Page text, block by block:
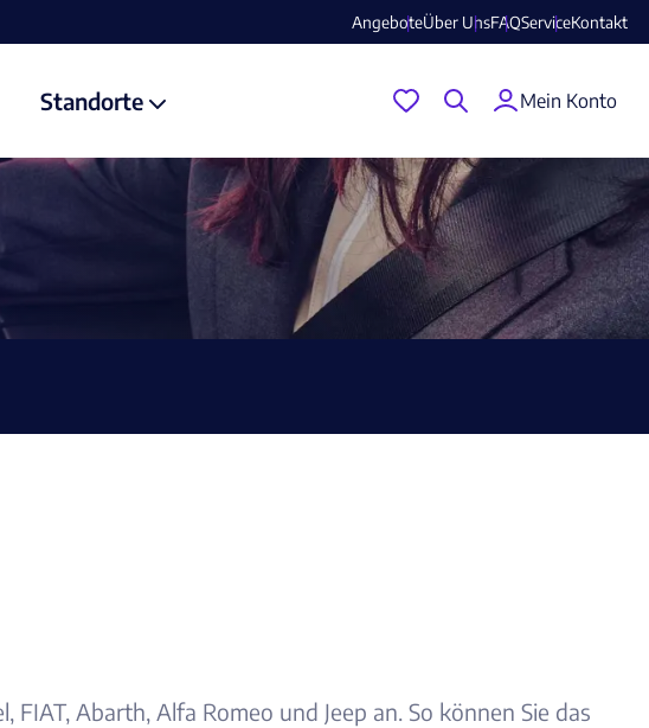
AngeboteÜber UnsFAQServiceKontakt
Mein Konto
Standorte
Abarth, Alfa Romeo und Jeep an. So können Sie das